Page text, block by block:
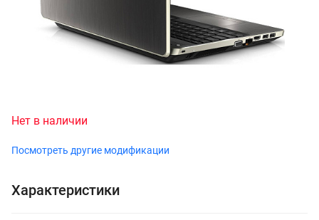
Нет в наличии
Посмотреть другие модификации
Характеристики